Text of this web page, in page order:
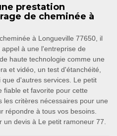
prestation
de cheminée à
à Longueville 77650, il
à une l'entreprise de
haute technologie comme une
et vidéo, un test d'étanchéité,
d'autres services. Le petit
fiable et favorite pour cette
les critères nécessaires pour une
répondre à tous vos besoins.
un devis à Le petit ramoneur 77.